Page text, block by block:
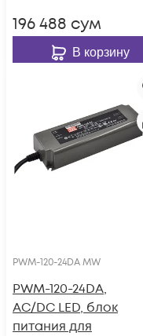
196 488 сум
В корзину
PWM-120-24DA MW
PWM-120-24DA,
AC/DC LED, блок
питания для